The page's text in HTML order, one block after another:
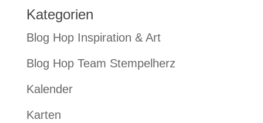
Kategorien
Blog Hop Inspiration & Art
Blog Hop Team Stempelherz
Kalender
Karten